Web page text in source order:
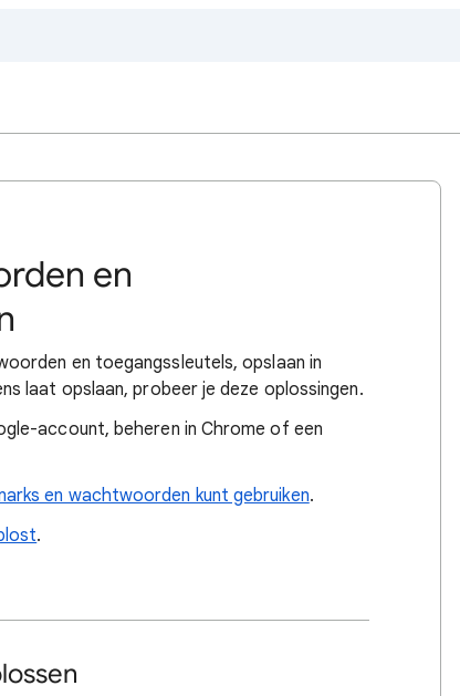
en
en toegangssleutels, opslaan in
laat opslaan, probeer je deze oplossingen.
account, beheren in Chrome of een
en wachtwoorden kunt gebruiken.
.